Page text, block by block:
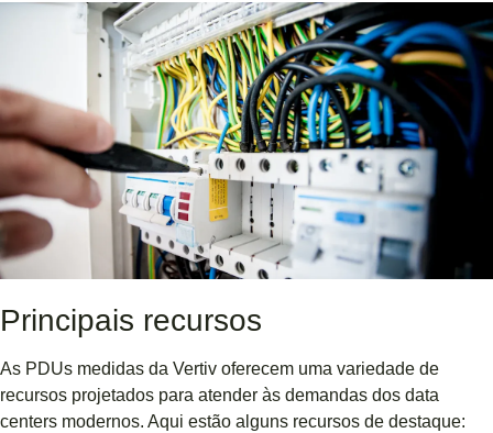
Principais recursos
As PDUs medidas da Vertiv oferecem uma variedade de
recursos projetados para atender às demandas dos data
centers modernos. Aqui estão alguns recursos de destaque: